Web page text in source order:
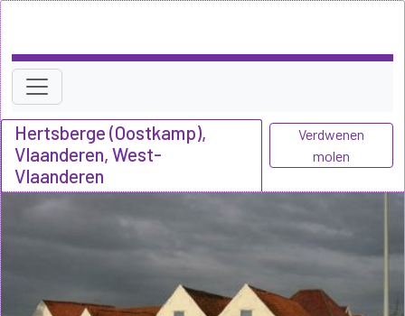
Hertsberge (Oostkamp),
Vlaanderen, West-
Vlaanderen
Verdwenen
molen